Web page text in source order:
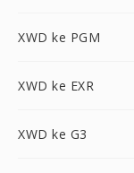
XWD ke PGM
XWD ke EXR
XWD ke G3